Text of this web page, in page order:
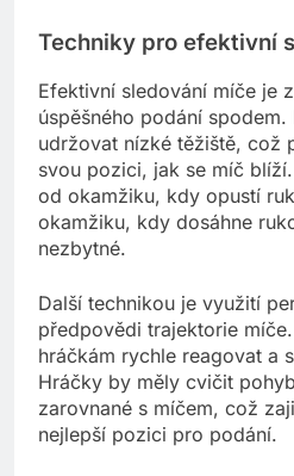
Techniky pro efektivní
Efektivní sledování míče je
úspěšného podání
udržovat nízké těžiště, což
svou pozici, jak se míč
od okamžiku, kdy opustí
okamžiku, kdy dosáhne
nezbytné.
Další technikou je využití
předpovědi trajektorie
hráčkám rychle reagovat a
Hráčky by měly cvičit
zarovnané s míčem, což
nejlepší pozici pro podání.